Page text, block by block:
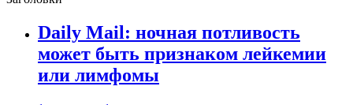
Daily Mail: ночная потливость
может быть признаком лейкемии
или лимфомы